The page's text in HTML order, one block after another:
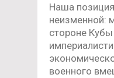
Наша
неизменной:
стороне
военного